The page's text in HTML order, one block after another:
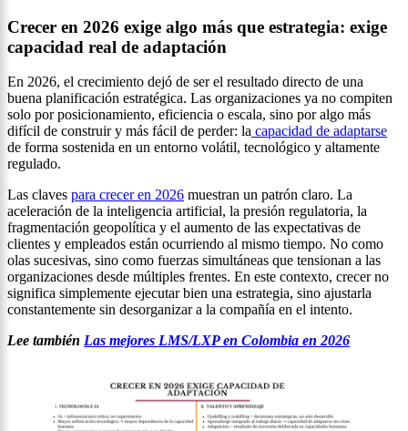
Crecer en 2026 exige algo más que estrategia: exige
capacidad real de adaptación
En 2026, el crecimiento dejó de ser el resultado directo de una
buena planificación estratégica. Las organizaciones ya no compiten
solo por posicionamiento, eficiencia o escala, sino por algo más
difícil de construir y más fácil de perder: la capacidad de adaptarse
de forma sostenida en un entorno volátil, tecnológico y altamente
regulado.
Las claves para crecer en 2026 muestran un patrón claro. La
aceleración de la inteligencia artificial, la presión regulatoria, la
fragmentación geopolítica y el aumento de las expectativas de
clientes y empleados están ocurriendo al mismo tiempo. No como
olas sucesivas, sino como fuerzas simultáneas que tensionan a las
organizaciones desde múltiples frentes. En este contexto, crecer no
significa simplemente ejecutar bien una estrategia, sino ajustarla
constantemente sin desorganizar a la compañía en el intento.
Lee también Las mejores LMS/LXP en Colombia en 2026